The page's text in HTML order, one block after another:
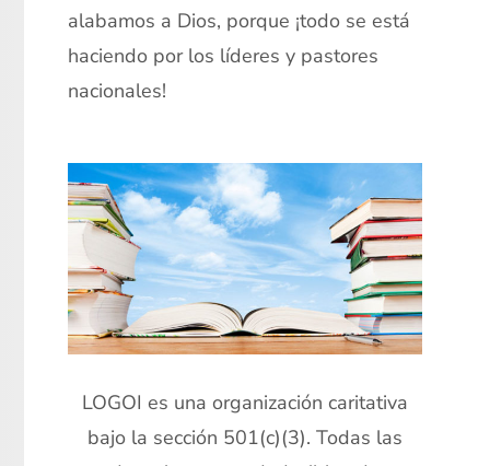
alabamos a Dios, porque ¡todo se está
haciendo por los líderes y pastores
nacionales!
LOGOI es una organización caritativa
bajo la sección 501(c)(3). Todas las